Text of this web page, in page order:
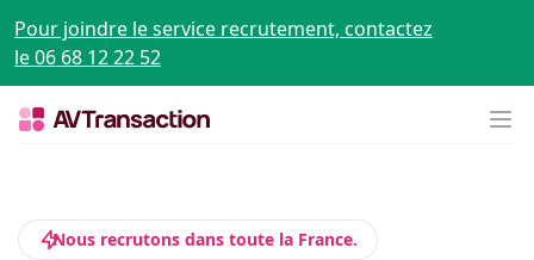
Pour joindre le service recrutement, contactez
le 06 68 12 22 52
Nous recrutons dans toute la France.